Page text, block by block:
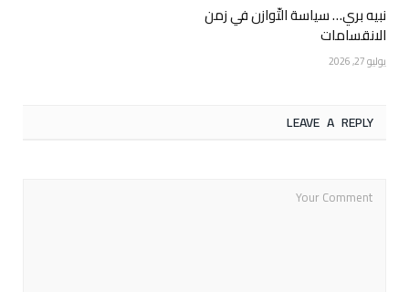
نبيه بري… سياسة التّوازن في زمن
الانقسامات
يوليو 27, 2026
LEAVE A REPLY